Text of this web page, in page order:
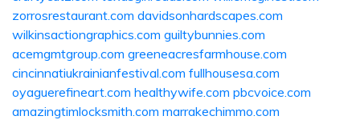
zorrosrestaurant.com davidsonhardscapes.com
wilkinsactiongraphics.com guiltybunnies.com
acemgmtgroup.com greeneacresfarmhouse.com
cincinnatiukrainianfestival.com fullhousesa.com
oyaguerefineart.com healthywife.com pbcvoice.com
amazingtimlocksmith.com marrakechimmo.com